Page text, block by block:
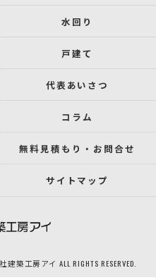
水回り
戸建て
代表あいさつ
コラム
無料見積もり・お問合せ
サイトマップ
工房アイ ALL RIGHTS RESERVED.